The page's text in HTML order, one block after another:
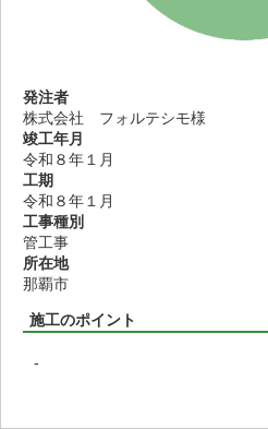
発注者
株式会社 フォルテシモ様
竣工年月
令和８年１月
工期
令和８年１月
工事種別
管工事
所在地
那覇市
施工のポイント
-